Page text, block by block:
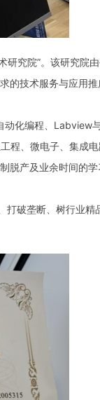
究院”。该研究院
的技术服务与应用
化编程、Labview
程、微电子、集成
脱产及业余时间的
破垄断、树行业精